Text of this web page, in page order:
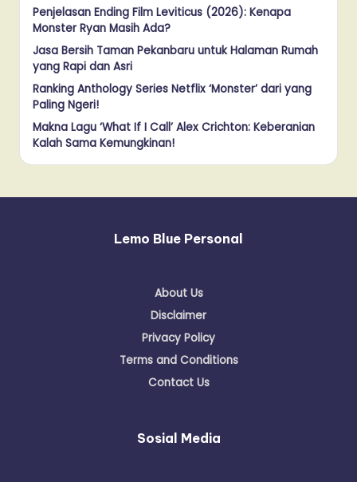
Penjelasan Ending Film Leviticus (2026): Kenapa
Monster Ryan Masih Ada?
Jasa Bersih Taman Pekanbaru untuk Halaman Rumah
yang Rapi dan Asri
Ranking Anthology Series Netflix ‘Monster’ dari yang
Paling Ngeri!
Makna Lagu ‘What If I Call’ Alex Crichton: Keberanian
Kalah Sama Kemungkinan!
Lemo Blue Personal
About Us
Disclaimer
Privacy Policy
Terms and Conditions
Contact Us
Sosial Media